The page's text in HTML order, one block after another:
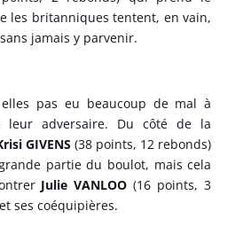
les britanniques tentent, en vain,
jamais y parvenir.
elles pas eu beaucoup de mal à
adversaire. Du côté de la
GIVENS(38 points, 12 rebonds)
partie du boulot, mais cela
Julie VANLOO (16 points, 3
ses coéquipières.